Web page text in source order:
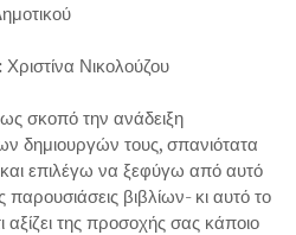
Χριστίνα Νικολούζου
σκοπό την ανάδειξη
δημιουργών τους, σπανιότατα
επιλέγω να ξεφύγω από αυτό
παρουσιάσεις βιβλίων- κι αυτό το
της προσοχής σας κάποιο